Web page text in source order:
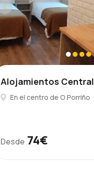
Alojamientos Central
En el centro de O Porriño
Desde 74€